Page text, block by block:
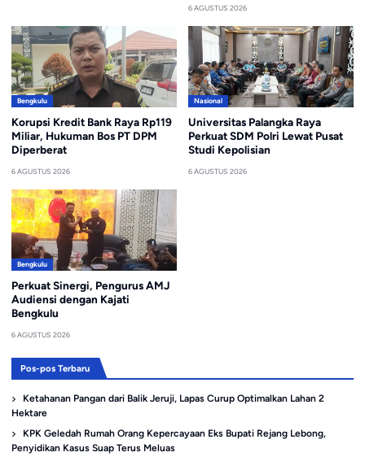
6 AGUSTUS 2026
Bengkulu
Korupsi Kredit Bank Raya Rp119
Miliar, Hukuman Bos PT DPM
Diperberat
6 AGUSTUS 2026
Nasional
Universitas Palangka Raya
Perkuat SDM Polri Lewat Pusat
Studi Kepolisian
6 AGUSTUS 2026
Bengkulu
Perkuat Sinergi, Pengurus AMJ
Audiensi dengan Kajati
Bengkulu
6 AGUSTUS 2026
Pos-pos Terbaru
Ketahanan Pangan dari Balik Jeruji, Lapas Curup Optimalkan Lahan 2
Hektare
KPK Geledah Rumah Orang Kepercayaan Eks Bupati Rejang Lebong,
Penyidikan Kasus Suap Terus Meluas